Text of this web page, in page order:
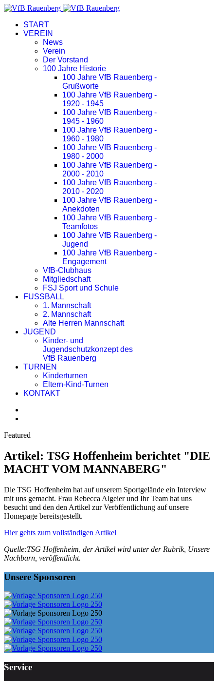
START
VEREIN
News
Verein
Der Vorstand
100 Jahre Historie
100 Jahre VfB Rauenberg -
Grußworte
100 Jahre VfB Rauenberg -
1920 - 1945
100 Jahre VfB Rauenberg -
1945 - 1960
100 Jahre VfB Rauenberg -
1960 - 1980
100 Jahre VfB Rauenberg -
1980 - 2000
100 Jahre VfB Rauenberg -
2000 - 2010
100 Jahre VfB Rauenberg -
2010 - 2020
100 Jahre VfB Rauenberg -
Anekdoten
100 Jahre VfB Rauenberg -
Teamfotos
100 Jahre VfB Rauenberg -
Jugend
100 Jahre VfB Rauenberg -
Engagement
VfB-Clubhaus
Mitgliedschaft
FSJ Sport und Schule
FUSSBALL
1. Mannschaft
2. Mannschaft
Alte Herren Mannschaft
JUGEND
Kinder- und
Jugendschutzkonzept des
VfB Rauenberg
TURNEN
Kinderturnen
Eltern-Kind-Turnen
KONTAKT
Featured
Artikel: TSG Hoffenheim berichtet "DIE
MACHT VOM MANNABERG"
Die TSG Hoffenheim hat auf unserem Sportgelände ein Interview
mit uns gemacht. Frau Rebecca Algeier und Ihr Team hat uns
besucht und den den Artikel zur Veröffentlichung auf unsere
Homepage bereitsgestellt.
Hier gehts zum vollständigen Artikel
Quelle:TSG Hoffenheim, der Artikel wird unter der Rubrik, Unsere
Nachbarn, veröffentlicht.
Unsere Sponsoren
Service